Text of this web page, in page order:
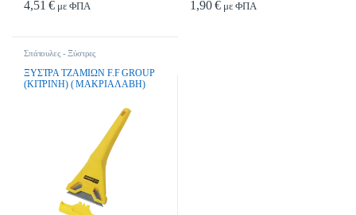
4,51€ με ΦΠΑ 1,90€ με ΦΠΑ
Σπάτουλες - Ξύστρες
ΞΥΣΤΡΑ ΤΖΑΜΙΩΝ F.F GROUP
(ΚΙΤΡΙΝΗ) ( ΜΑΚΡΙΑ ΛΑΒΗ)